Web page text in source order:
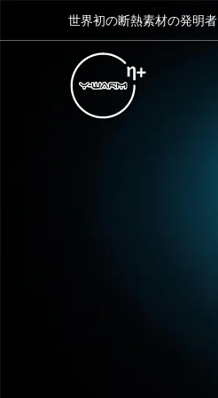
世界初の断熱素材の発明者